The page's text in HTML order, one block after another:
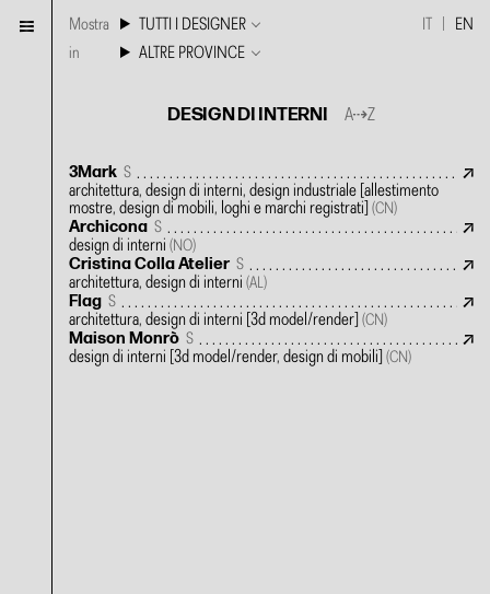
Mostra
TUTTI I DESIGNER
in
ALTRE PROVINCE
DESIGN DI INTERNI A⇢Z
EN
3Mark S
architettura, design di interni, design industriale [allestimento
mostre, design di mobili, loghi e marchi registrati] (CN)
Archicona S
design di interni (NO)
Cristina Colla Atelier S
architettura, design di interni (AL)
Flag S
architettura, design di interni [3d model/render] (CN)
Maison Monrò S
design di interni [3d model/render, design di mobili] (CN)